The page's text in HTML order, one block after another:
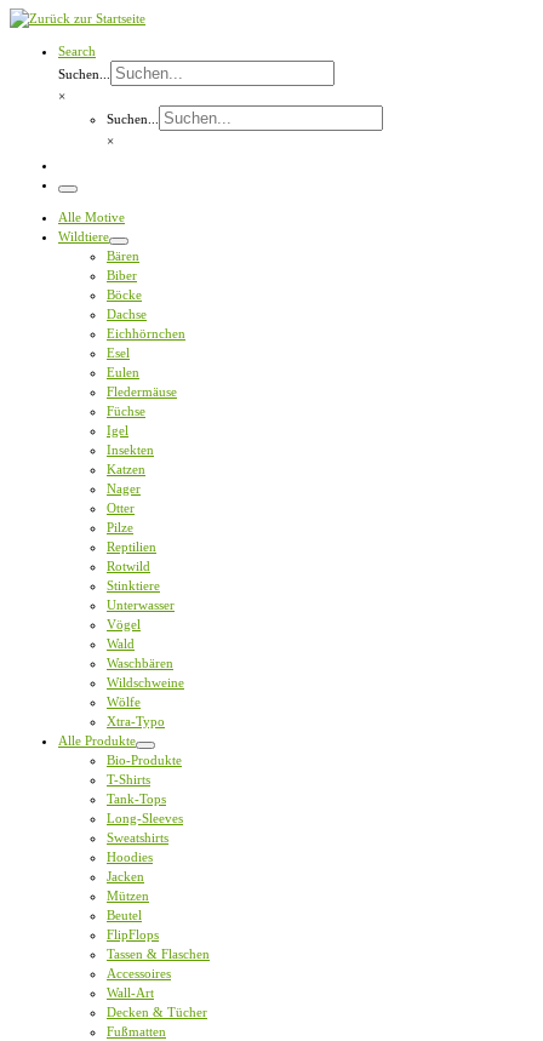
Search
Suchen...
×
Suchen...
×
Menü
Alle Motive
Wildtiere
Bären
Biber
Böcke
Dachse
Eichhörnchen
Esel
Eulen
Fledermäuse
Füchse
Igel
Insekten
Katzen
Nager
Otter
Pilze
Reptilien
Rotwild
Stinktiere
Unterwasser
Vögel
Wald
Waschbären
Wildschweine
Wölfe
Xtra-Typo
Alle Produkte
Bio-Produkte
T-Shirts
Tank-Tops
Long-Sleeves
Sweatshirts
Hoodies
Jacken
Mützen
Beutel
FlipFlops
Tassen & Flaschen
Accessoires
Wall-Art
Decken & Tücher
Fußmatten